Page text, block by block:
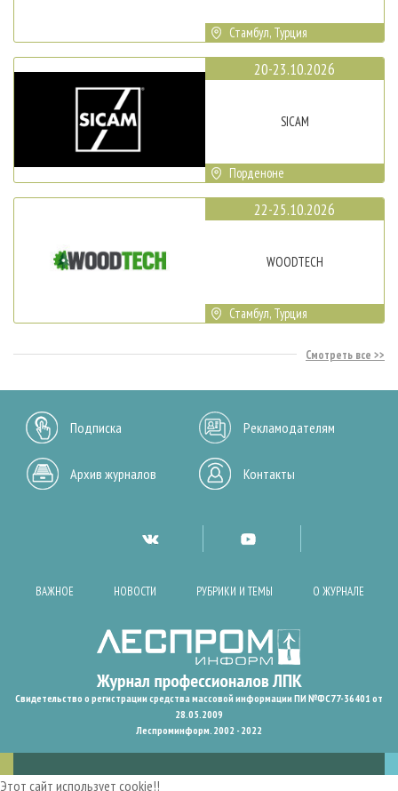
Стамбул, Турция
20-23.10.2026
SICAM
Порденоне
22-25.10.2026
WOODTECH
Стамбул, Турция
Смотреть все
Подписка Рекламодателям
Архив журналов Контакты
ВАЖНОЕ НОВОСТИ РУБРИКИ И ТЕМЫ О ЖУРНАЛЕ
Свидетельство о регистрации средства массовой информации ПИ №ФС77-36401 от
28.05.2009
Леспроминформ. 2002 - 2022
Этот сайт использует cookie!!